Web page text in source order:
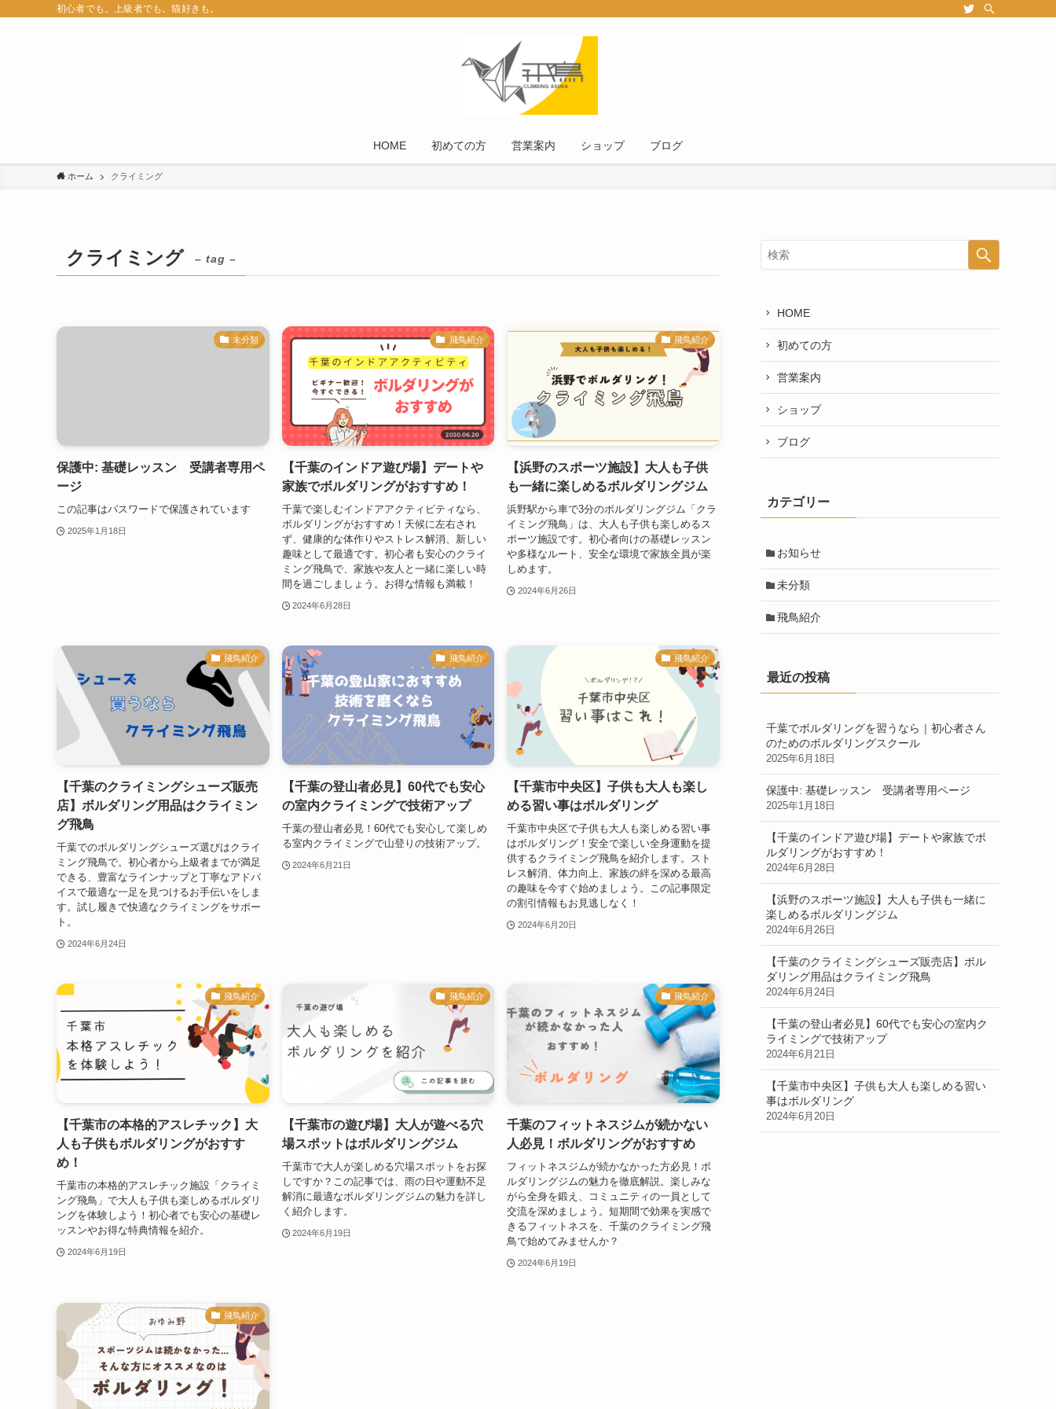
初心者でも。上級者でも。猫好きも。
HOME 初めての方 営業案内 ショップ ブログ
ホーム クライミング
クライミング – tag –
未分類
保護中: 基礎レッスン 受講者専用ペ
ージ
この記事はパスワードで保護されています
2025年1月18日
飛鳥紹介
【千葉のインドア遊び場】デートや
家族でボルダリングがおすすめ！
千葉で楽しむインドアアクティビティなら、
ボルダリングがおすすめ！天候に左右され
ず、健康的な体作りやストレス解消、新しい
趣味として最適です。初心者も安心のクライ
ミング飛鳥で、家族や友人と一緒に楽しい時
間を過ごしましょう。お得な情報も満載！
2024年6月28日
飛鳥紹介
【浜野のスポーツ施設】大人も子供
も一緒に楽しめるボルダリングジム
浜野駅から車で3分のボルダリングジム「クラ
イミング飛鳥」は、大人も子供も楽しめるス
ポーツ施設です。初心者向けの基礎レッスン
や多様なルート、安全な環境で家族全員が楽
しめます。
2024年6月26日
飛鳥紹介
【千葉のクライミングシューズ販売
店】ボルダリング用品はクライミン
グ飛鳥
千葉でのボルダリングシューズ選びはクライ
ミング飛鳥で。初心者から上級者までが満足
できる、豊富なラインナップと丁寧なアドバ
イスで最適な一足を見つけるお手伝いをしま
す。試し履きで快適なクライミングをサポー
ト。
2024年6月24日
飛鳥紹介
【千葉の登山者必見】60代でも安心
の室内クライミングで技術アップ
千葉の登山者必見！60代でも安心して楽しめ
る室内クライミングで山登りの技術アップ。
2024年6月21日
飛鳥紹介
【千葉市中央区】子供も大人も楽し
める習い事はボルダリング
千葉市中央区で子供も大人も楽しめる習い事
はボルダリング！安全で楽しい全身運動を提
供するクライミング飛鳥を紹介します。スト
レス解消、体力向上、家族の絆を深める最高
の趣味を今すぐ始めましょう。この記事限定
の割引情報もお見逃しなく！
2024年6月20日
飛鳥紹介
【千葉市の本格的アスレチック】大
人も子供もボルダリングがおすす
め！
千葉市の本格的アスレチック施設「クライミ
ング飛鳥」で大人も子供も楽しめるボルダリ
ングを体験しよう！初心者でも安心の基礎レ
ッスンやお得な特典情報を紹介。
2024年6月19日
飛鳥紹介
【千葉市の遊び場】大人が遊べる穴
場スポットはボルダリングジム
千葉市で大人が楽しめる穴場スポットをお探
しですか？この記事では、雨の日や運動不足
解消に最適なボルダリングジムの魅力を詳し
く紹介します。
2024年6月19日
飛鳥紹介
千葉のフィットネスジムが続かない
人必見！ボルダリングがおすすめ
フィットネスジムが続かなかった方必見！ボ
ルダリングジムの魅力を徹底解説。楽しみな
がら全身を鍛え、コミュニティの一員として
交流を深めましょう。短期間で効果を実感で
きるフィットネスを、千葉のクライミング飛
鳥で始めてみませんか？
2024年6月19日
飛鳥紹介
HOME
初めての方
営業案内
ショップ
ブログ
カテゴリー
お知らせ
未分類
飛鳥紹介
最近の投稿
千葉でボルダリングを習うなら｜初心者さん
のためのボルダリングスクール
2025年6月18日
保護中: 基礎レッスン 受講者専用ページ
2025年1月18日
【千葉のインドア遊び場】デートや家族でボ
ルダリングがおすすめ！
2024年6月28日
【浜野のスポーツ施設】大人も子供も一緒に
楽しめるボルダリングジム
2024年6月26日
【千葉のクライミングシューズ販売店】ボル
ダリング用品はクライミング飛鳥
2024年6月24日
【千葉の登山者必見】60代でも安心の室内ク
ライミングで技術アップ
2024年6月21日
【千葉市中央区】子供も大人も楽しめる習い
事はボルダリング
2024年6月20日